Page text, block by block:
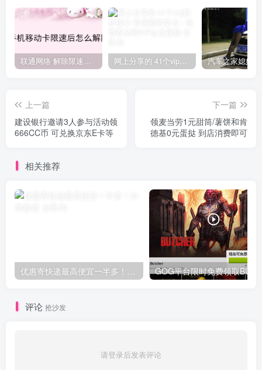
联通网络 解除限速方法参考！畅享、畅玩、老白干等及其它地区自测了 网上分享的 41个vip解析接口 有需要的拿去~ 免费看全网VIP会员视频
上一篇
建设银行邀请3人参与活动领
666CC币 可兑换京东E卡等
下一篇
领麦当劳1元甜筒/薯饼和肯
德基0元蛋挞 到店消费即可
相关推荐
优惠寄快递最高便宜一半多！白鸽惠递
评论 抢沙发
请登录后发表评论